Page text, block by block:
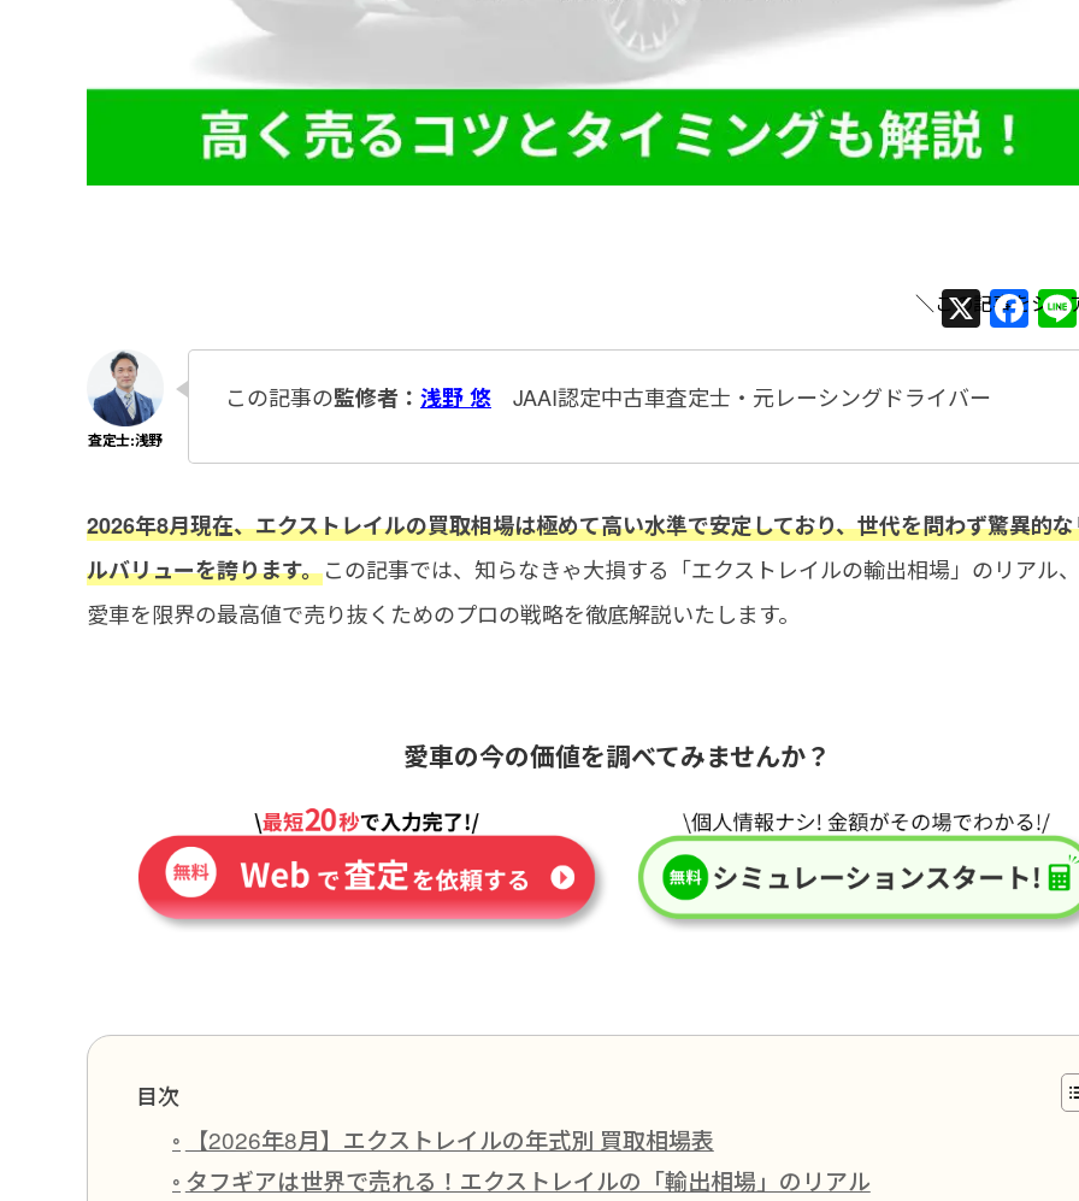
X F
a
b
o
o
k
この記事の監修者： 浅野 悠 JAAI認定中古車査定士・元レーシングドライバー
2026年8月現在、エクストレイルの買取相場は極めて高い水準で安定しており、世代を問わず驚異的
ルバリューを誇ります。この記事では、知らなきゃ大損する「エクストレイルの輸出相場」のリアル
愛車を限界の最高値で売り抜くためのプロの戦略を徹底解説いたします。
愛車の今の価値を調べてみませんか？
目次
【2026年8月】エクストレイルの年式別 買取相場表
タフギアは世界で売れる！エクストレイルの「輸出相場」のリアル